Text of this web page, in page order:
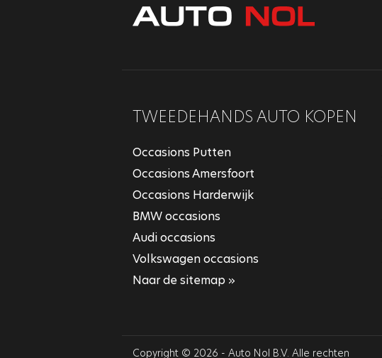
TWEEDEHANDS AUTO KOPEN
Occasions Putten
Occasions Amersfoort
Occasions Harderwijk
BMW occasions
Audi occasions
Volkswagen occasions
Naar de sitemap »
Copyright © 2026 - Auto Nol B.V. Alle rechten